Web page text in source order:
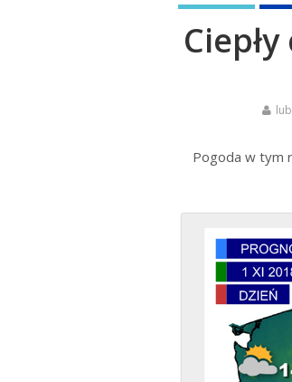
Pogoda w tym